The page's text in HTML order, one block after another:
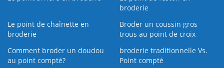
broderie
Le point de chaînette en
broderie
Broder un coussin gros
trous au point de croix
Comment broder un doudou
au point compté?
broderie traditionnelle Vs.
Point compté